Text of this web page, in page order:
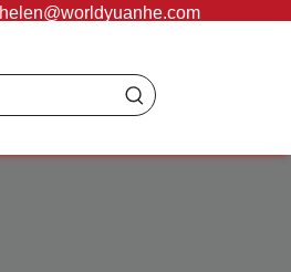
helen@worldyuanhe.com